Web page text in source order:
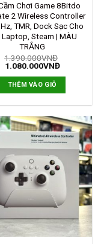
Chơi Game 8Bitdo
2 Wireless Controller
TMR, Dock Sạc Cho
Laptop, Steam | MÀU
TRẮNG
1.390.000VNĐ
1.080.000VNĐ
THÊM VÀO GIỎ